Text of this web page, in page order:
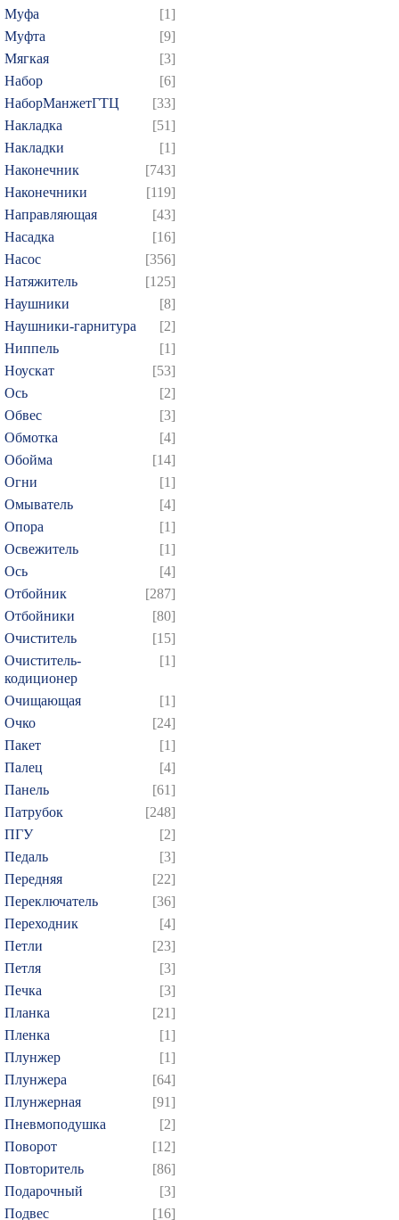
Муфа
[1]
Муфта
[9]
Мягкая
[3]
Набор
[6]
НаборМанжетГТЦ
[33]
Накладка
[51]
Накладки
[1]
Наконечник
[743]
Наконечники
[119]
Направляющая
[43]
Насадка
[16]
Насос
[356]
Натяжитель
[125]
Наушники
[8]
Наушники-гарнитура
[2]
Ниппель
[1]
Ноускат
[53]
Оcь
[2]
Обвес
[3]
Обмотка
[4]
Обойма
[14]
Огни
[1]
Омыватель
[4]
Опора
[1]
Освежитель
[1]
Ось
[4]
Отбойник
[287]
Отбойники
[80]
Очиститель
[15]
Очиститель-
кодиционер
[1]
Очищающая
[1]
Очко
[24]
Пакет
[1]
Палец
[4]
Панель
[61]
Патрубок
[248]
ПГУ
[2]
Педаль
[3]
Передняя
[22]
Переключатель
[36]
Переходник
[4]
Петли
[23]
Петля
[3]
Печка
[3]
Планка
[21]
Пленка
[1]
Плунжер
[1]
Плунжера
[64]
Плунжерная
[91]
Пневмоподушка
[2]
Поворот
[12]
Повторитель
[86]
Подарочный
[3]
Подвес
[16]